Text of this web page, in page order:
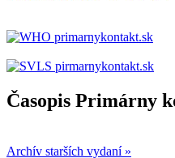
Časopis Primárny
Archív starších vydaní »